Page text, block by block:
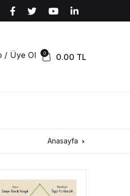
/ Üye Ol 0 0.00 TL
Anasayfa